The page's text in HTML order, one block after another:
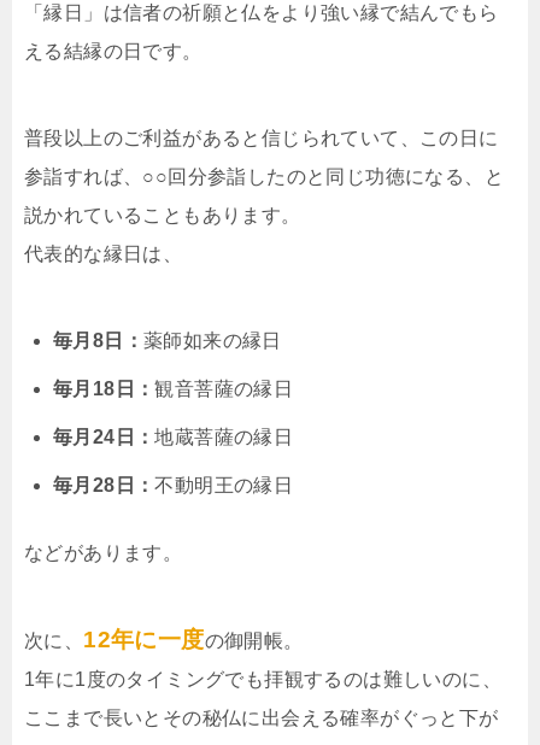
「縁日」は信者の祈願と仏をより強い縁で結んでもら
える結縁の日です。
普段以上のご利益があると信じられていて、この日に
参詣すれば、○○回分参詣したのと同じ功徳になる、と
説かれていることもあります。
代表的な縁日は、
毎月8日： 薬師如来の縁日
毎月18日：観音菩薩の縁日
毎月24日：地蔵菩薩の縁日
毎月28日：不動明王の縁日
などがあります。
次に、 12年に一度の御開帳。
1年に1度のタイミングでも拝観するのは難しいのに、
ここまで長いとその秘仏に出会える確率がぐっと下が